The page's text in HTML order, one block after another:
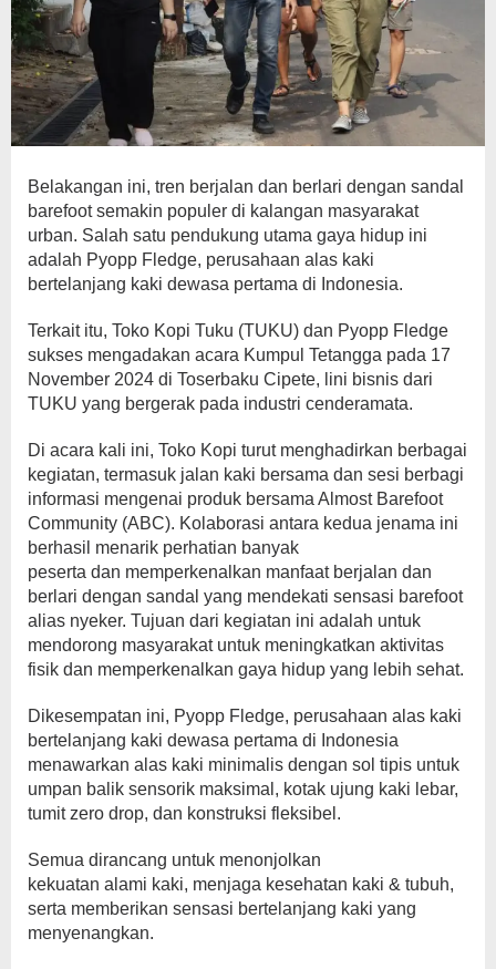
Belakangan ini, tren berjalan dan berlari dengan sandal
barefoot semakin populer di kalangan masyarakat
urban. Salah satu pendukung utama gaya hidup ini
adalah Pyopp Fledge, perusahaan alas kaki
bertelanjang kaki dewasa pertama di Indonesia.
Terkait itu, Toko Kopi Tuku (TUKU) dan Pyopp Fledge
sukses mengadakan acara Kumpul Tetangga pada 17
November 2024 di Toserbaku Cipete, lini bisnis dari
TUKU yang bergerak pada industri cenderamata.
Di acara kali ini, Toko Kopi turut menghadirkan berbagai
kegiatan, termasuk jalan kaki bersama dan sesi berbagi
informasi mengenai produk bersama Almost Barefoot
Community (ABC). Kolaborasi antara kedua jenama ini
berhasil menarik perhatian banyak
peserta dan memperkenalkan manfaat berjalan dan
berlari dengan sandal yang mendekati sensasi barefoot
alias nyeker. Tujuan dari kegiatan ini adalah untuk
mendorong masyarakat untuk meningkatkan aktivitas
fisik dan memperkenalkan gaya hidup yang lebih sehat.
Dikesempatan ini, Pyopp Fledge, perusahaan alas kaki
bertelanjang kaki dewasa pertama di Indonesia
menawarkan alas kaki minimalis dengan sol tipis untuk
umpan balik sensorik maksimal, kotak ujung kaki lebar,
tumit zero drop, dan konstruksi fleksibel.
Semua dirancang untuk menonjolkan
kekuatan alami kaki, menjaga kesehatan kaki & tubuh,
serta memberikan sensasi bertelanjang kaki yang
menyenangkan.